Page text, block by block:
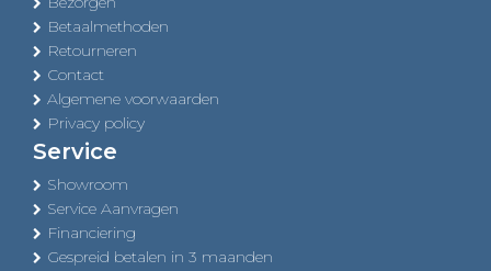
Betaalmethoden
Retourneren
Contact
Algemene voorwaarden
Privacy policy
Service
Showroom
Service Aanvragen
Financiering
Gespreid betalen in 3 maanden